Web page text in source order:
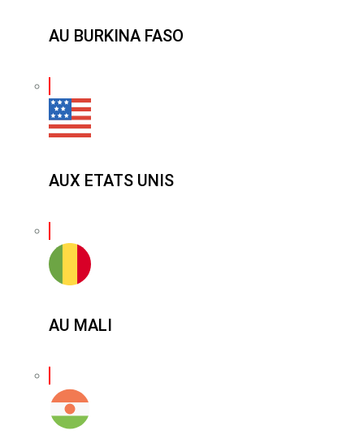
AU BURKINA FASO
AUX ETATS UNIS
AU MALI